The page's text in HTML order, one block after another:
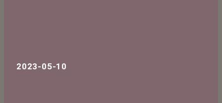
2023-05-10